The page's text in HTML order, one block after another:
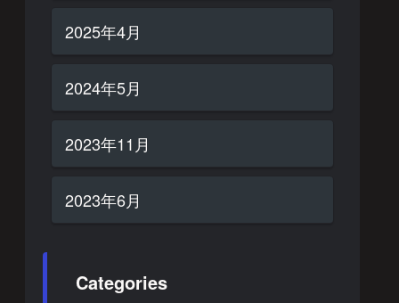
2025年4月
2024年5月
2023年11月
2023年6月
Categories